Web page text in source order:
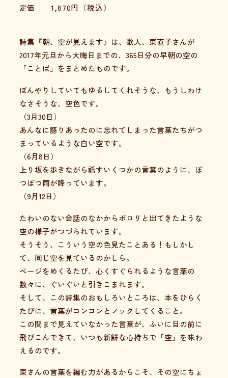
定価
1,870円（税込）
詩集『朝、空が見えます』は、歌人、東直子さんが
2017年元旦から大晦日までの、365日分の早朝の空の
「ことば」をまとめたものです。
ぼんやりしていてもゆるしてくれそうな、もうしわけ
なさそうな、空色です。
（3月30日）
あんなに語りあったのに忘れてしまった言葉たちがつ
まっているような白い空です。
（6月8日）
上り坂を歩きながら話すいくつかの言葉のように、ぽ
つぽつ雨が降っています。
（9月12日）
たわいのない会話のなかからポロリと出てきたような
空の様子がつづられています。
そうそう、こういう空の色見たことある！もしかし
て、同じ空を見ているのかしら。
ページをめくるたび、心くすぐられるような言葉の
数々に、ぐいぐいと引きこまれます。
そして、この詩集のおもしろいところは、本をひらく
たびに、言葉がコンコンとノックしてくること。
この間まで見えていなかった言葉が、ふいに目の前に
飛びこんできて、いつも新鮮な心持ちで「空」を味わ
えるのです。
東さんの言葉を編む力があるからこそ、その空にちょ